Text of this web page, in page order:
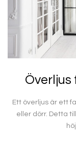
Överljus
Ett överljus är ett
eller dörr. Detta